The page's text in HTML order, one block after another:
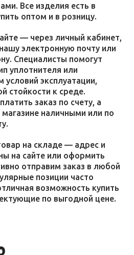
Все изделия есть в
оптом и в розницу.
— через личный кабинет,
электронную почту или
Специалисты помогут
уплотнителя или
условий эксплуатации,
стойкости к среде.
заказ по счету, а
наличными или по
на складе — адрес и
на сайте или оформить
отправим заказ в любой
позиции часто
возможность купить
по выгодной цене.